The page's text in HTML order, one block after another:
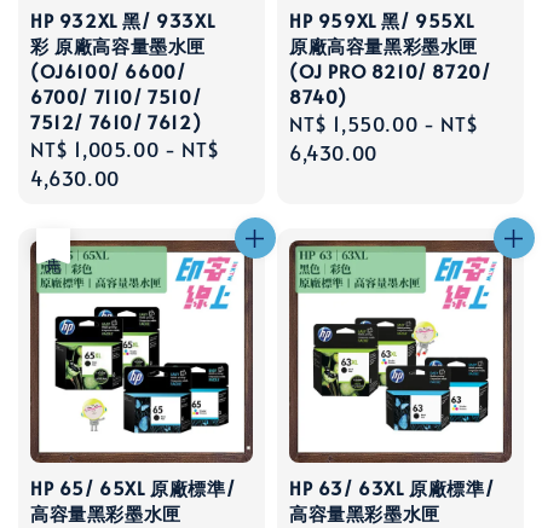
HP 932XL 黑/ 933XL
彩 原廠高容量墨水匣
(OJ6100/ 6600/
6700/ 7110/ 7510/
7512/ 7610/ 7612)
Regular
price
NT$ 1,005.00 - NT$
4,630.00
HP 959XL 黑/ 955XL
原廠高容量黑彩墨水匣
(OJ PRO 8210/ 8720/
8740)
Regular
price
NT$ 1,550.00 - NT$
6,430.00
HP 65/ 65XL 原廠標準/
高容量黑彩墨水匣
HP 63/ 63XL 原廠標準/
高容量黑彩墨水匣